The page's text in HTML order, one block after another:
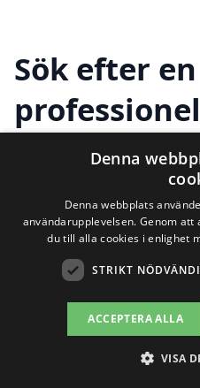
Sök efter en
andra
Att hitta hjälp för
flera professionella
avloppsrensning
Denna
Denna webbplats
användarupplevelsen. Genom
du till alla cookies i enlighet
STRIKT
ACCEPTERA ALLA
VISA